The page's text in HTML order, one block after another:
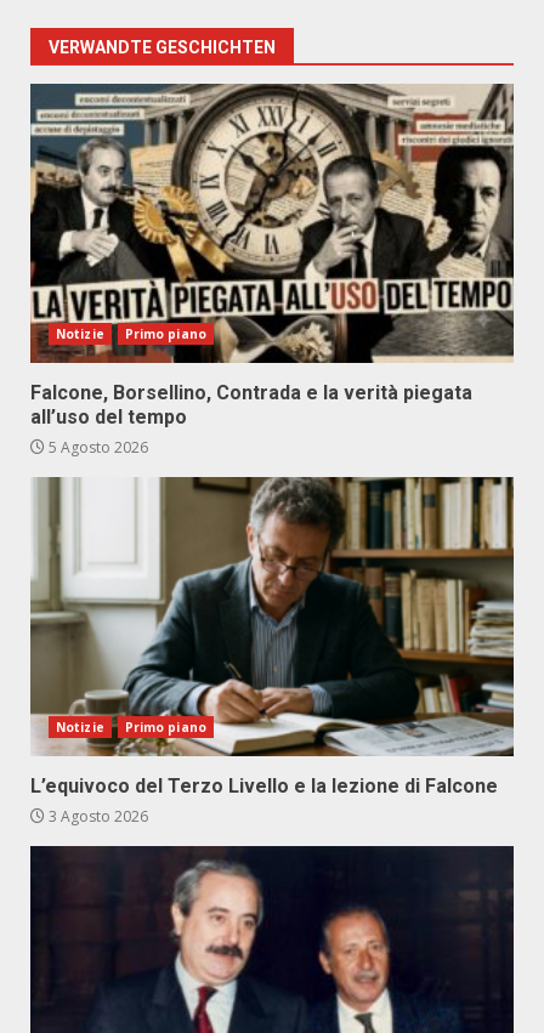
VERWANDTE GESCHICHTEN
Notizie Primo piano
Falcone, Borsellino, Contrada e la verità piegata
all’uso del tempo
5 Agosto 2026
Notizie Primo piano
L’equivoco del Terzo Livello e la lezione di Falcone
3 Agosto 2026